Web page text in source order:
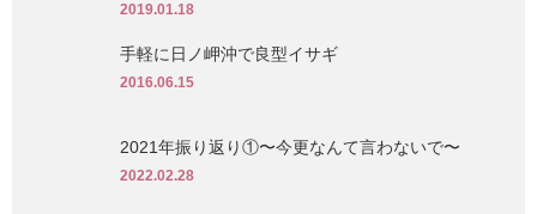
2019.01.18
手軽に日ノ岬沖で良型イサギ
2016.06.15
2021年振り返り①〜今更なんて言わないで〜
2022.02.28